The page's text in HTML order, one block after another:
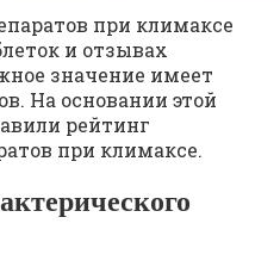
при климаксе
и отзывах
значение имеет
На основании этой
рейтинг
при климаксе.